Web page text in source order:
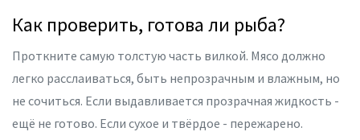
Как проверить, готова ли рыба?
Проткните самую толстую часть вилкой. Мясо должно
легко расслаиваться, быть непрозрачным и влажным, но
не сочиться. Если выдавливается прозрачная жидкость -
ещё не готово. Если сухое и твёрдое - пережарено.